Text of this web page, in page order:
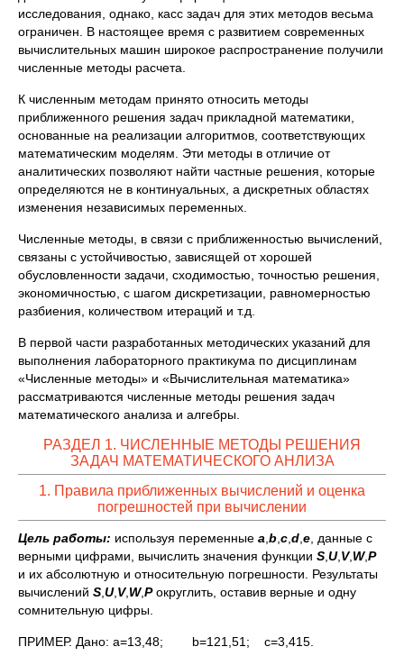
исследования, однако, касс задач для этих методов весьма
ограничен. В настоящее время с развитием современных
вычислительных машин широкое распространение получили
численные методы расчета.
К численным методам принято относить методы
приближенного решения задач прикладной математики,
основанные на реализации алгоритмов, соответствующих
математическим моделям. Эти методы в отличие от
аналитических позволяют найти частные решения, которые
определяются не в континуальных, а дискретных областях
изменения независимых переменных.
Численные методы, в связи с приближенностью вычислений,
связаны с устойчивостью, зависящей от хорошей
обусловленности задачи, сходимостью, точностью решения,
экономичностью, с шагом дискретизации, равномерностью
разбиения, количеством итераций и т.д.
В первой части разработанных методических указаний для
выполнения лабораторного практикума по дисциплинам
«Численные методы» и «Вычислительная математика»
рассматриваются численные методы решения задач
математического анализа и алгебры.
РАЗДЕЛ 1. ЧИСЛЕННЫЕ МЕТОДЫ РЕШЕНИЯ
ЗАДАЧ МАТЕМАТИЧЕСКОГО АНЛИЗА
1. Правила приближенных вычислений и оценка
погрешностей при вычислении
Цель работы: используя переменные а b c d e , данные с
верными цифрами, вычислить значения функции S U, V, W,P
и их абсолютную и относительную погрешности. Результаты
вычислений S U, V, W,Pокруглить, оставив верные и одну
сомнительную цифры.
ПРИМЕР. Дано: а=13,48; b=121,51; с=3,415.